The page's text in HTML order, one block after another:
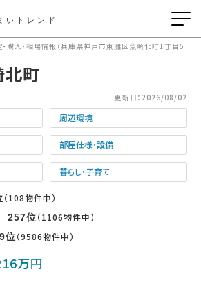
いトレンド
購入・相場情報（兵庫県神戸市東灘区魚崎北町1丁目5
北町
更新日：2026/08/02
周辺環境
部屋仕様・設備
暮らし・子育て
（108物件中）
257位（1106物件中）
位（9586物件中）
万円